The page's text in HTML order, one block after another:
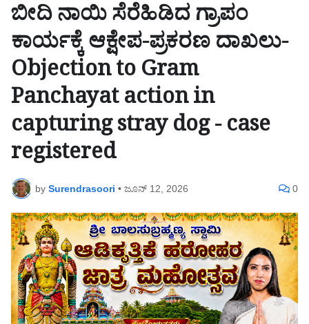
ಬೀದಿ ನಾಯಿ ಸೆರೆಹಿಡಿದ ಗ್ರಾಪಂ‌
ಕಾರ್ಯಕ್ಕೆ ಆಕ್ಷೇಪ-ಪ್ರಕರಣ ದಾಖಲು-
Objection to Gram
Panchayat action in
capturing stray dog ​​- case
registered
by Surendrasoori • ಜೂನ್ 12, 2026 0